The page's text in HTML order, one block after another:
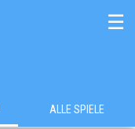
☰
ALLE SPIELE